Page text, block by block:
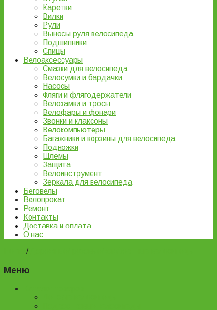
Каретки
Вилки
Рули
Выносы руля велосипеда
Подшипники
Спицы
Велоаксессуары
Смазки для велосипеда
Велосумки и бардачки
Насосы
Фляги и флягодержатели
Велозамки и тросы
Велофары и фонари
Звонки и клаксоны
Велокомпьютеры
Багажники и корзины для велосипеда
Подножки
Шлемы
Защита
Велоинструмент
Зеркала для велосипеда
Беговелы
Велопрокат
Ремонт
Контакты
Доставка и оплата
О нас
/
Меню